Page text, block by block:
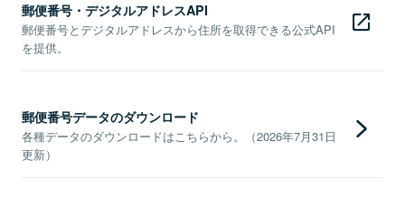
郵便番号・デジタルアドレスAPI
郵便番号とデジタルアドレスから住所を取得できる公式API
を提供。
郵便番号データのダウンロード
各種データのダウンロードはこちらから。（2026年7月31日
更新）